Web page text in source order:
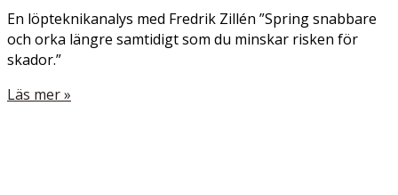
En löpteknikanalys med Fredrik Zillén ”Spring snabbare
och orka längre samtidigt som du minskar risken för
skador.”
Läs mer »